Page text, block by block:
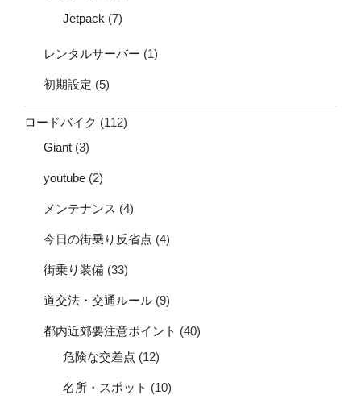
Jetpack (7)
レンタルサーバー (1)
初期設定 (5)
ロードバイク (112)
Giant (3)
youtube (2)
メンテナンス (4)
今日の街乗り反省点 (4)
街乗り装備 (33)
道交法・交通ルール (9)
都内近郊要注意ポイント (40)
危険な交差点 (12)
名所・スポット (10)